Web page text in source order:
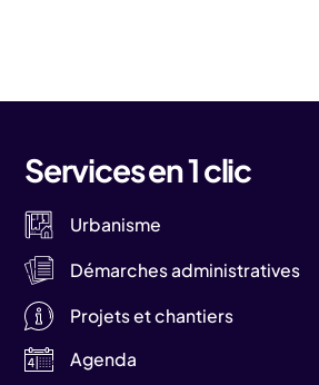
Services en 1 clic
Urbanisme
Démarches administratives
Projets et chantiers
Agenda